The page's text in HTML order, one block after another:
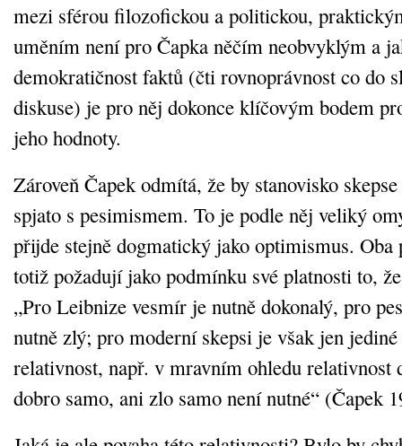
mezi sférou filozofickou a politickou,
uměním není pro Čapka něčím neobvyklým a
demokratičnost faktů (čti rovnoprávnost co do
diskuse) je pro něj dokonce klíčovým bodem
jeho hodnoty.
Zároveň Čapek odmítá, že by stanovisko
spjato s pesimismem. To je podle něj veliký
přijde stejně dogmatický jako optimismus. Oba
totiž požadují jako podmínku své platnosti to,
„Pro Leibnize vesmír je nutně dokonalý, pro
nutně zlý; pro moderní skepsi je však jen
relativnost, např. v mravním ohledu relativnost
dobro samo, ani zlo samo není nutné“ (Čapek